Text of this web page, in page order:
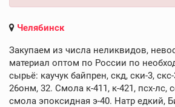
Челябинск
Закупаем из числа неликвидов,
материал оптом по России по
сырьё: каучук байпрен, скд, ски-3,
26онм, 32. Смола к-411, к-421, псх-лс,
смола эпоксидная э-40. Натр едкий,